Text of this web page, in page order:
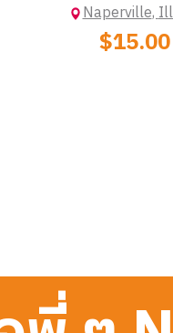
Naperville,
$15.00